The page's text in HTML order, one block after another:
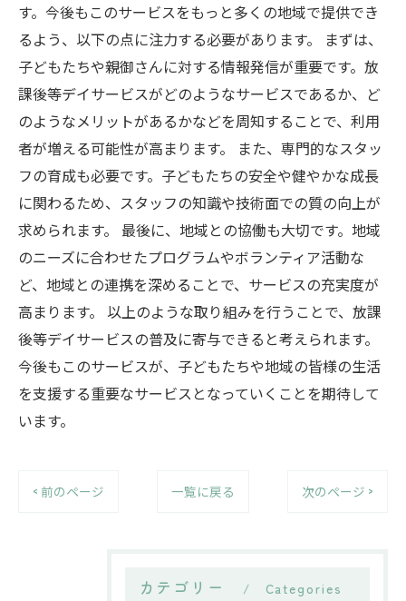
す。今後もこのサービスをもっと多くの地域で提供でき
るよう、以下の点に注力する必要があります。 まずは、
子どもたちや親御さんに対する情報発信が重要です。放
課後等デイサービスがどのようなサービスであるか、ど
のようなメリットがあるかなどを周知することで、利用
者が増える可能性が高まります。 また、専門的なスタッ
フの育成も必要です。子どもたちの安全や健やかな成長
に関わるため、スタッフの知識や技術面での質の向上が
求められます。 最後に、地域との協働も大切です。地域
のニーズに合わせたプログラムやボランティア活動な
ど、地域との連携を深めることで、サービスの充実度が
高まります。 以上のような取り組みを行うことで、放課
後等デイサービスの普及に寄与できると考えられます。
今後もこのサービスが、子どもたちや地域の皆様の生活
を支援する重要なサービスとなっていくことを期待して
います。
< 前のページ 一覧に戻る 次のページ >
カテゴリー Categories